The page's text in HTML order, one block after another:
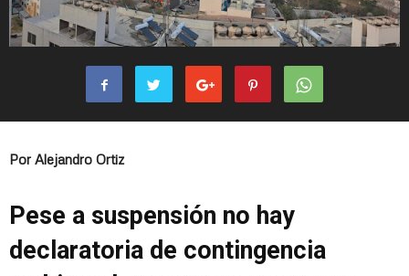
Por Alejandro Ortiz
Pese a suspensión no hay
declaratoria de contingencia